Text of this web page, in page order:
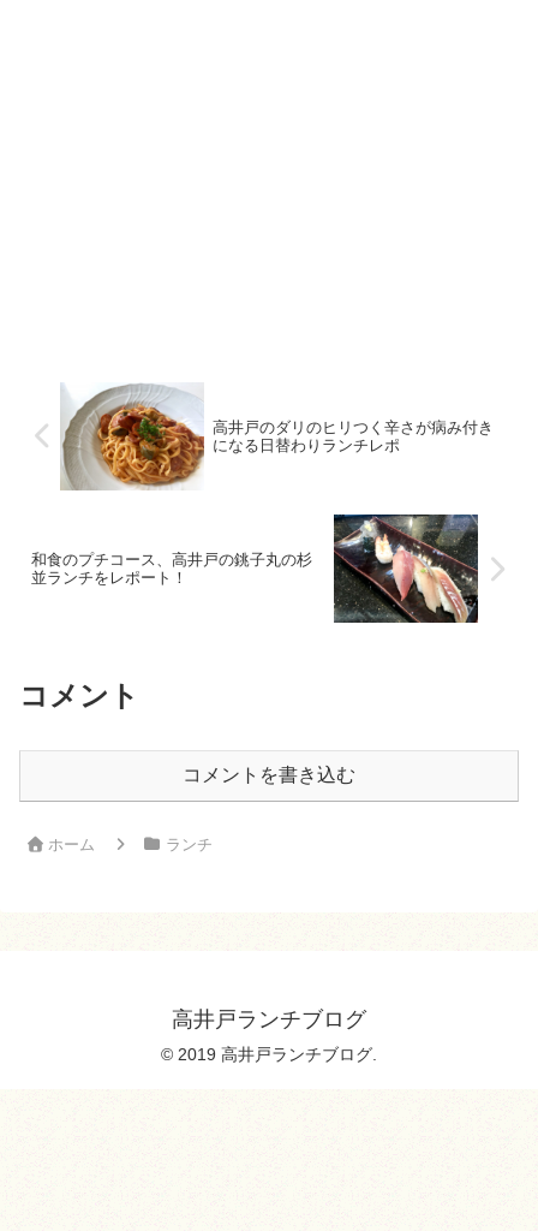
高井戸のダリのヒリつく辛さが病み付き
になる日替わりランチレポ
和食のプチコース、高井戸の銚子丸の杉
並ランチをレポート！
コメント
コメントを書き込む
ホーム ランチ
高井戸ランチブログ
© 2019 高井戸ランチブログ.